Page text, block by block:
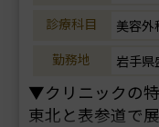
診療科目
美容外
勤務地
岩手県
▼クリニックの
東北と表参道で